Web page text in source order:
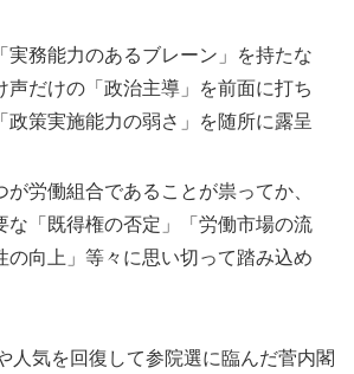
実務能力のあるブレーン」を持たな
声だけの「政治主導」を前面に打ち
政策実施能力の弱さ」を随所に露呈
が労働組合であることが祟ってか、
な「既得権の否定」「労働市場の流
の向上」等々に思い切って踏み込め
人気を回復して参院選に臨んだ菅内閣